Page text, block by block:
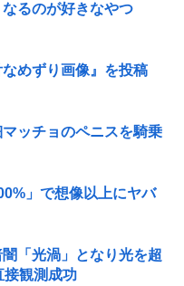
るのが好きなやつ
なめずり画像』を投稿
マッチョのペニスを騎乗
」で想像以上にヤバ
「光渦」となり光を超
観測成功